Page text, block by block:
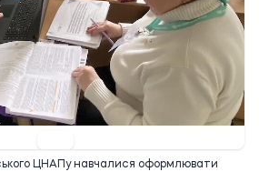
ЦНАПу навчалися оформлювати